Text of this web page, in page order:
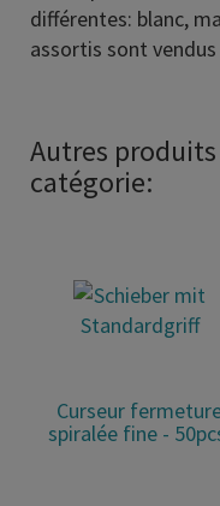
différentes: blanc,
assortis sont vendus
Autres
catégorie:
Curseur
spiralée fine -